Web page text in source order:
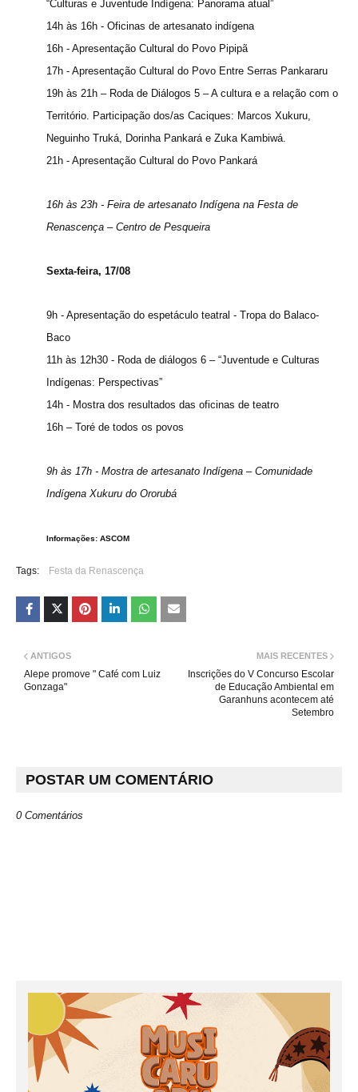
“Culturas e Juventude Indígena: Panorama atual”
14h às 16h - Oficinas de artesanato indígena
16h - Apresentação Cultural do Povo Pipipã
17h - Apresentação Cultural do Povo Entre Serras Pankararu
19h às 21h – Roda de Diálogos 5 – A cultura e a relação com o
Território. Participação dos/as Caciques: Marcos Xukuru,
Neguinho Truká, Dorinha Pankará e Zuka Kambiwá.
21h - Apresentação Cultural do Povo Pankará
16h às 23h - Feira de artesanato Indígena na Festa de
Renascença – Centro de Pesqueira
Sexta-feira, 17/08
9h - Apresentação do espetáculo teatral - Tropa do Balaco-
Baco
11h às 12h30 - Roda de diálogos 6 – “Juventude e Culturas
Indígenas: Perspectivas”
14h - Mostra dos resultados das oficinas de teatro
16h – Toré de todos os povos
9h às 17h - Mostra de artesanato Indígena – Comunidade
Indígena Xukuru do Ororubá
Informações: ASCOM
Tags: Festa da Renascença
MAIS RECENTES
Inscrições do V Concurso Escolar
de Educação Ambiental em
Garanhuns acontecem até
Setembro
ANTIGOS
Alepe promove " Café com Luiz
Gonzaga"
POSTAR UM COMENTÁRIO
0 Comentários